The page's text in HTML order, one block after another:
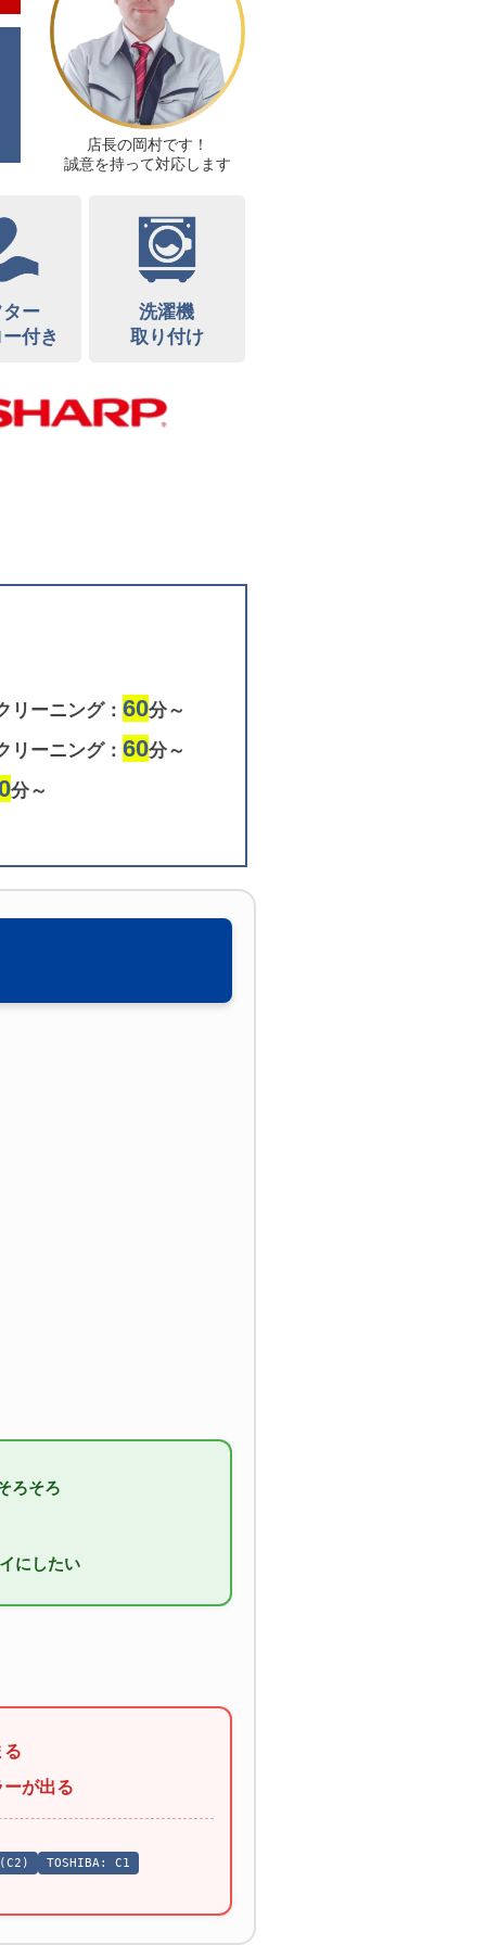
店長の岡村です！
誠意を持って対応します
ー
付き
洗濯機
取り付け
リーニング： 60分～
リーニング： 60分～
分～
ろそろ
にしたい
が出る
TOSHIBA: C1